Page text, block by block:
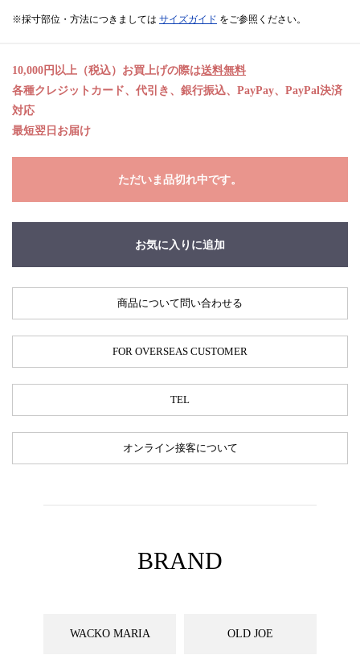
※採寸部位・方法につきましては サイズガイド をご参照ください。
10,000円以上（税込）お買上げの際は送料無料
各種クレジットカード、代引き、銀行振込、PayPay、PayPal決済
対応
最短翌日お届け
ただいま品切れ中です。
お気に入りに追加
商品について問い合わせる
FOR OVERSEAS CUSTOMER
TEL
オンライン接客について
BRAND
WACKO MARIA OLD JOE